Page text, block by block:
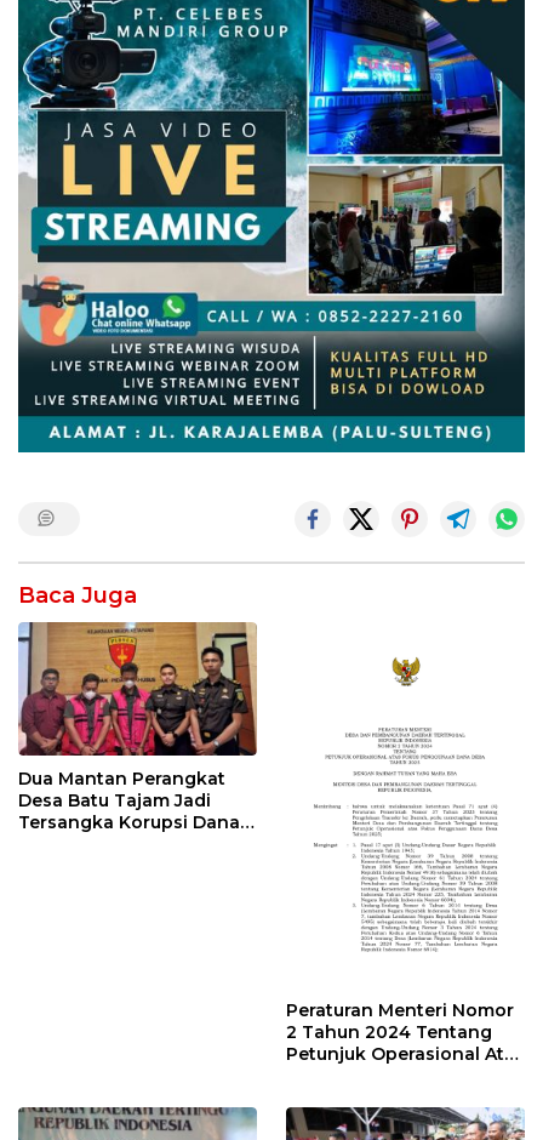
Baca Juga
Dua Mantan Perangkat
Desa Batu Tajam Jadi
Tersangka Korupsi Dana
Peraturan Menteri Nomor
2 Tahun 2024 Tentang
Petunjuk Operasional Atas